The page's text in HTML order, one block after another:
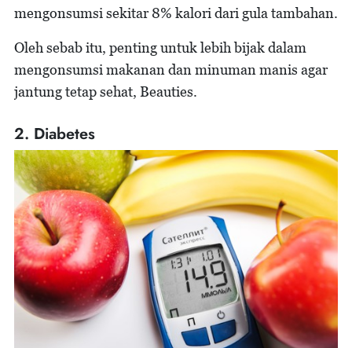
mengonsumsi sekitar 8% kalori dari gula tambahan.
Oleh sebab itu, penting untuk lebih bijak dalam
mengonsumsi makanan dan minuman manis agar
jantung tetap sehat, Beauties.
2. Diabetes